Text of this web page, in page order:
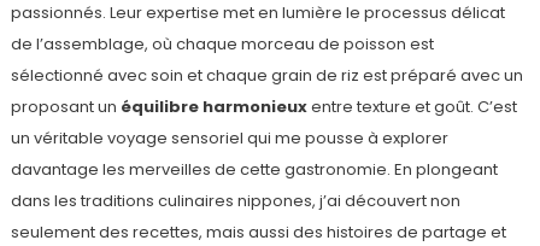
passionnés. Leur expertise met en lumière le processus délicat
de l’assemblage, où chaque morceau de poisson est
sélectionné avec soin et chaque grain de riz est préparé avec un
proposant un équilibre harmonieuxentre texture et goût. C’est
un véritable voyage sensoriel qui me pousse à explorer
davantage les merveilles de cette gastronomie. En plongeant
dans les traditions culinaires nippones, j’ai découvert non
seulement des recettes, mais aussi des histoires de partage et